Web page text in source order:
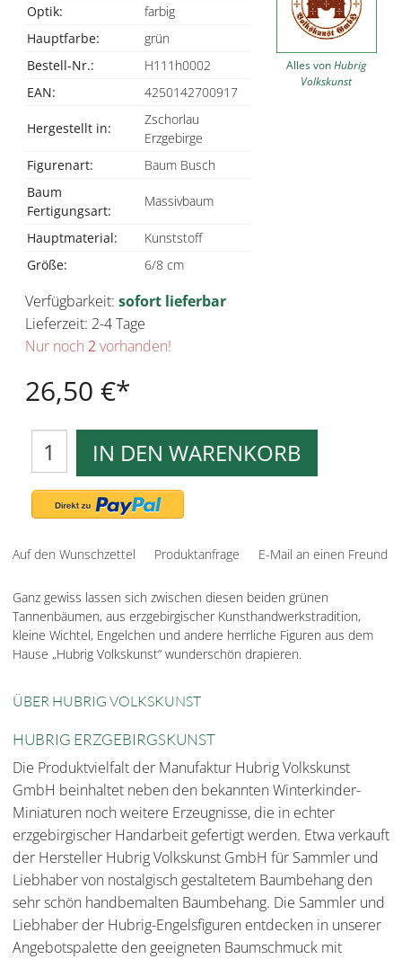
Optik:
farbig
Hauptfarbe:
grün
Bestell-Nr.:
H111h0002
EAN:
4250142700917
Hergestellt in:
Zschorlau
Erzgebirge
Figurenart:
Baum Busch
Baum
Fertigungsart:
Massivbaum
Hauptmaterial:
Kunststoff
Größe:
6/8 cm
Alles vonHubrig
Volkskunst
Verfügbarkeit: sofort lieferbar
Lieferzeit: 2-4 Tage
Nur noch 2vorhanden!
26,50 €
IN DEN WARENKORB
Auf den Wunschzettel Produktanfrage E-Mail an einen Freund
Ganz gewiss lassen sich zwischen diesen beiden grünen
Tannenbäumen, aus erzgebirgischer Kunsthandwerkstradition,
kleine Wichtel, Engelchen und andere herrliche Figuren aus dem
Hause „Hubrig Volkskunst“ wunderschön drapieren.
ÜBER HUBRIG VOLKSKUNST
HUBRIG ERZGEBIRGSKUNST
Die Produktvielfalt der Manufaktur Hubrig Volkskunst
GmbH beinhaltet neben den bekannten Winterkinder-
Miniaturen noch weitere Erzeugnisse, die in echter
erzgebirgischer Handarbeit gefertigt werden. Etwa verkauft
der Hersteller Hubrig Volkskunst GmbH für Sammler und
Liebhaber von nostalgisch gestaltetem Baumbehang den
sehr schön handbemalten Baumbehang. Die Sammler und
Liebhaber der Hubrig-Engelsfiguren entdecken in unserer
Angebotspalette den geeigneten Baumschmuck mit